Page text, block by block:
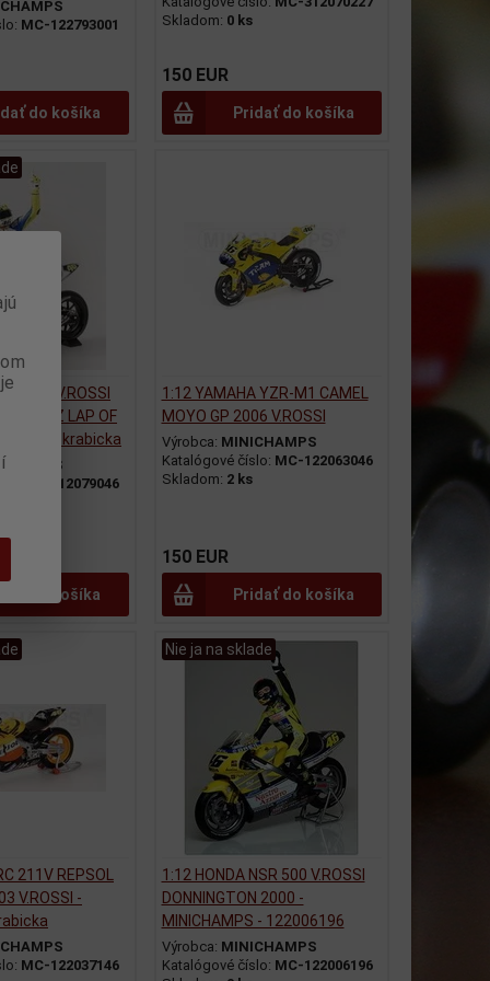
MC-122793001
do košíka
Skladom: 0 ks
150 EUR
Pridať do košíka
V.ROSSI
JEREZ LAP OF
krabicka
MC-312079046
do košíka
1:12 YAMAHA YZR-M1 CAMEL
MOYO GP 2006 V.ROSSI
Výrobca: MINICHAMPS
Katalógové číslo: MC-122063046
Skladom: 2 ks
150 EUR
Pridať do košíka
211V REPSOL
V.ROSSI -
MC-122037146
Nie ja na sklade
1:12 HONDA NSR 500 V.ROSSI
DONNINGTON 2000 -
MINICHAMPS - 122006196
Výrobca: MINICHAMPS
Katalógové číslo: MC-122006196